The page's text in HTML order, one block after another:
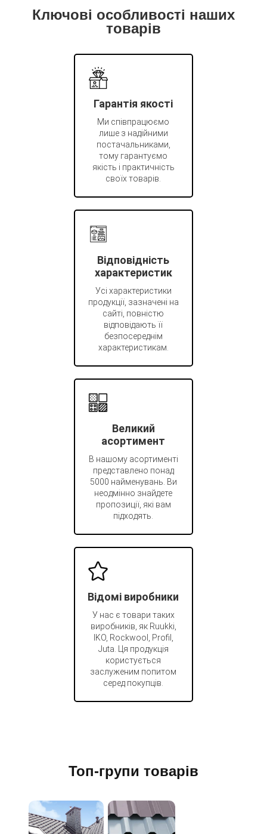
Ключові особливості наших
товарів
Гарантія якості
Ми співпрацюємо
лише з надійними
постачальниками,
тому гарантуємо
якість і практичність
своїх товарів.
Відповідність
характеристик
Усі характеристики
продукції, зазначені на
сайті, повністю
відповідають її
безпосереднім
характеристикам.
Великий
асортимент
В нашому асортименті
представлено понад
5000 найменувань. Ви
неодмінно знайдете
пропозиції, які вам
підходять.
Відомі виробники
У нас є товари таких
виробників, як Ruukki,
IKO, Rockwool, Profil,
Juta. Ця продукція
користується
заслуженим попитом
серед покупців.
Топ-групи товарів